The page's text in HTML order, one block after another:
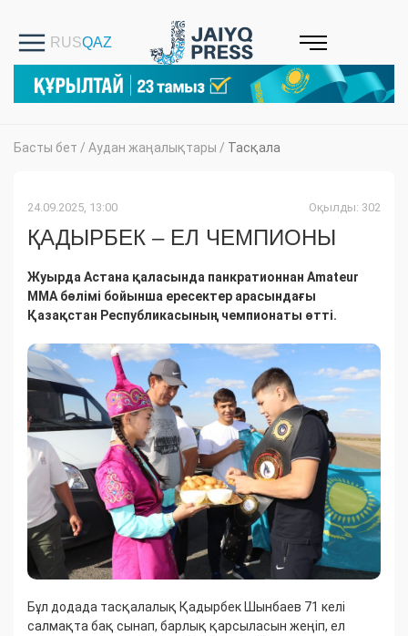
Басты бет / Аудан жаңалықтары / Тасқала
24.09.2025, 13:00 Оқылды: 302
ҚАДЫРБЕК – ЕЛ ЧЕМПИОНЫ
Жуырда Астана қаласында панкратионнан Amateur
ММА бөлімі бойынша ересектер арасындағы
Қазақстан Республикасының чемпионаты өтті.
Бұл додада тасқалалық Қадырбек Шынбаев 71 келі
салмақта бақ сынап, барлық қарсыласын жеңіп, ел